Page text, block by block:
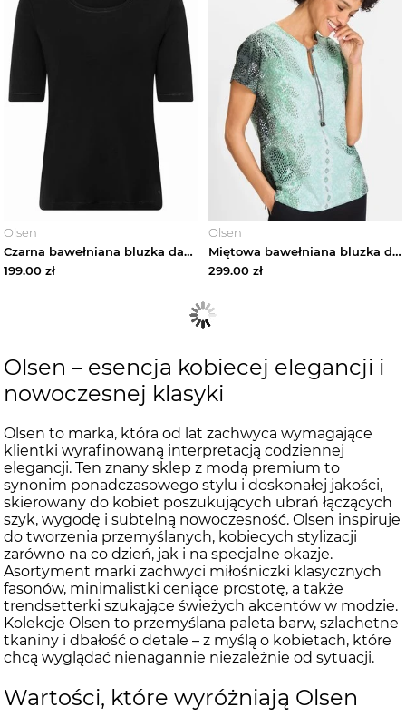
Olsen
Czarna bawełniana bluzka damska Edda - Basic Olsen
199.00 zł
Olsen
Miętowa bawełniana bluzka damska Cosima z troczkami – Urban Jungle Olsen
299.00 zł
Olsen – esencja kobiecej elegancji i
nowoczesnej klasyki
Olsen to marka, która od lat zachwyca wymagające
klientki wyrafinowaną interpretacją codziennej
elegancji. Ten znany sklep z modą premium to
synonim ponadczasowego stylu i doskonałej jakości,
skierowany do kobiet poszukujących ubrań łączących
szyk, wygodę i subtelną nowoczesność. Olsen inspiruje
do tworzenia przemyślanych, kobiecych stylizacji
zarówno na co dzień, jak i na specjalne okazje.
Asortyment marki zachwyci miłośniczki klasycznych
fasonów, minimalistki ceniące prostotę, a także
trendsetterki szukające świeżych akcentów w modzie.
Kolekcje Olsen to przemyślana paleta barw, szlachetne
tkaniny i dbałość o detale – z myślą o kobietach, które
chcą wyglądać nienagannie niezależnie od sytuacji.
Wartości, które wyróżniają Olsen